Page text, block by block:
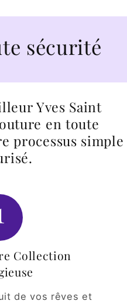
Yves Saint
en toute
processus simple
Collection
de vos rêves et